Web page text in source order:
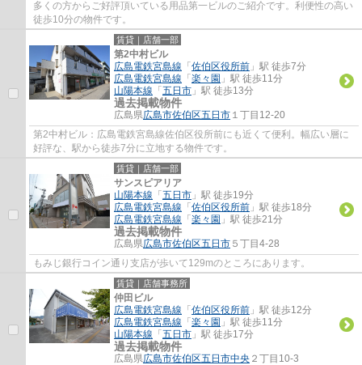
多くの方からご好評頂いている用品第一ビルのご紹介です。利便性の高い
徒歩10分の物件です。
賃貸｜店舗一部
第2中村ビル
広島電鉄宮島線 「 佐伯区役所前 」駅 徒歩7分
広島電鉄宮島線 「 楽々園 」駅 徒歩11分
山陽本線 「 五日市 」駅 徒歩13分
過去掲載物件
広島県広島市佐伯区五日市 １丁目12-20
第2中村ビル：広島電鉄宮島線佐伯区役所前にも近くて便利。幅広い層に
好評な、駅から徒歩7分に立地する物件です。
賃貸｜店舗一部
サンスピアリア
山陽本線 「 五日市 」駅 徒歩19分
広島電鉄宮島線 「 佐伯区役所前 」駅 徒歩18分
広島電鉄宮島線 「 楽々園 」駅 徒歩21分
過去掲載物件
広島県広島市佐伯区五日市 ５丁目4-28
もみじ銀行コイン通り支店が歩いて129mのところにあります。
賃貸｜店舗事務所
仲田ビル
広島電鉄宮島線 「 佐伯区役所前 」駅 徒歩12分
広島電鉄宮島線 「 楽々園 」駅 徒歩11分
山陽本線 「 五日市 」駅 徒歩17分
過去掲載物件
広島県広島市佐伯区五日市中央 ２丁目10-3